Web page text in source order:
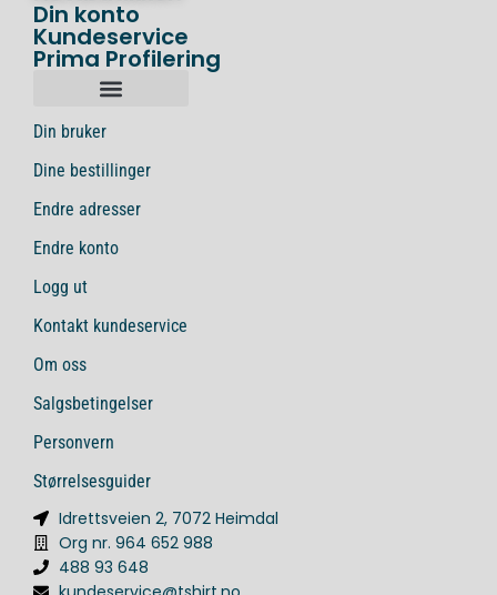
Din konto
Kundeservice
Prima Profilering
Din bruker
Dine bestillinger
Endre adresser
Endre konto
Logg ut
Kontakt kundeservice
Om oss
Salgsbetingelser
Personvern
Størrelsesguider
Idrettsveien 2, 7072 Heimdal
Org nr. 964 652 988
488 93 648